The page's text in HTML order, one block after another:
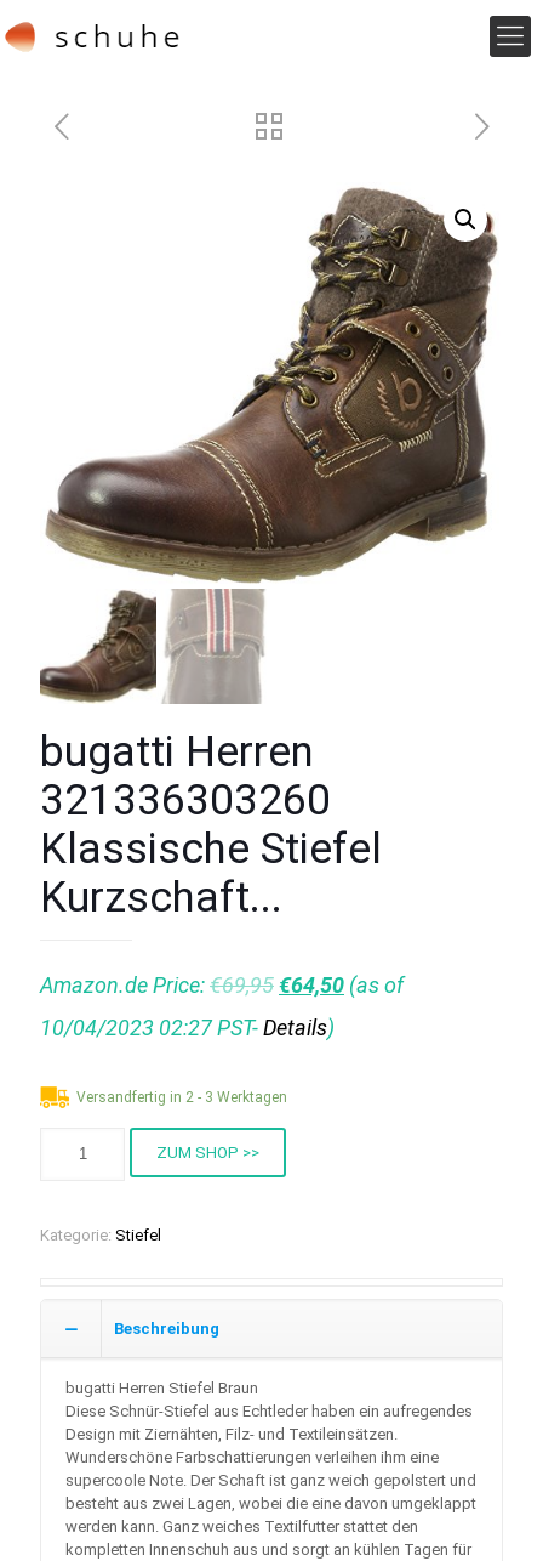
bugatti Herren
321336303260
Klassische Stiefel
Kurzschaft...
Amazon.de Price:€69,95€64,50 (as of
10/04/2023 02:27 PST-Details)
Versandfertig in 2 - 3 Werktagen
ZUM SHOP >>
Kategorie: Stiefel
Beschreibung
bugatti Herren Stiefel Braun
Diese Schnür-Stiefel aus Echtleder haben ein aufregendes
Design mit Ziernähten, Filz- und Textileinsätzen.
Wunderschöne Farbschattierungen verleihen ihm eine
supercoole Note. Der Schaft ist ganz weich gepolstert und
besteht aus zwei Lagen, wobei die eine davon umgeklappt
werden kann. Ganz weiches Textilfutter stattet den
kompletten Innenschuh aus und sorgt an kühlen Tagen für